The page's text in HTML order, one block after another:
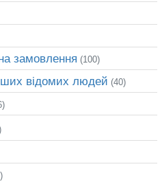
замовлення (100)
відомих людей (40)